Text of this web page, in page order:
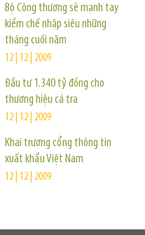
Bộ Công thương sẽ mạnh tay
kiềm chế nhập siêu những
tháng cuối năm
12 | 12 | 2009
Đầu tư 1.340 tỷ đồng cho
thương hiệu cá tra
12 | 12 | 2009
Khai trương cổng thông tin
xuất khẩu Việt Nam
12 | 12 | 2009